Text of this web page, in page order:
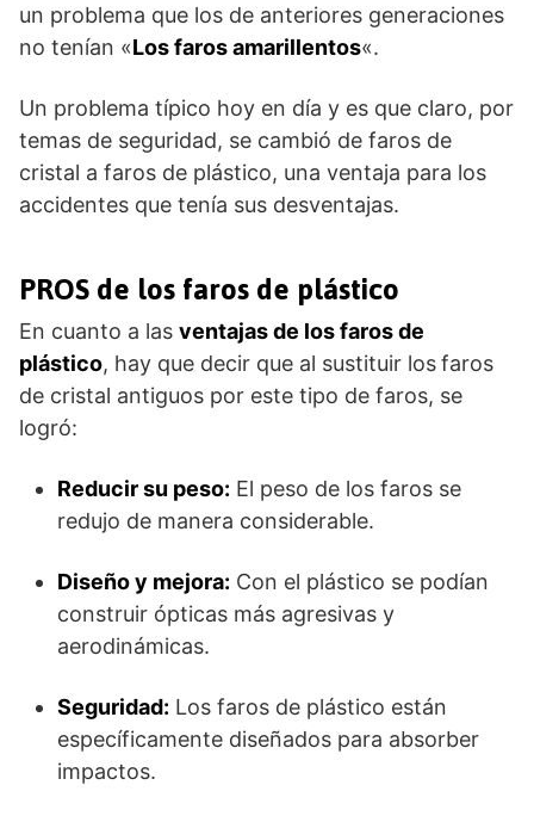
un problema que los de anteriores generaciones
no tenían «Los faros amarillentos«.
Un problema típico hoy en día y es que claro, por
temas de seguridad, se cambió de faros de
cristal a faros de plástico, una ventaja para los
accidentes que tenía sus desventajas.
PROS de los faros de plástico
En cuanto a las ventajas de los faros de
plástico, hay que decir que al sustituir losfaros
de cristal antiguos por este tipo de faros, se
logró:
Reducir su peso: El peso de los faros se
redujo de manera considerable.
Diseño y mejora: Con el plástico se podían
construir ópticas más agresivas y
aerodinámicas.
Seguridad: Los faros de plástico están
específicamente diseñados para absorber
impactos.